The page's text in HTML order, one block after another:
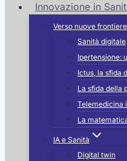
Innovazione in
Verso nuove frontiere
Sanità digitale
Ipertensione:
Ictus, la sfida
La sfida della
Telemedicina
La
IA e Sanità
Digital twin